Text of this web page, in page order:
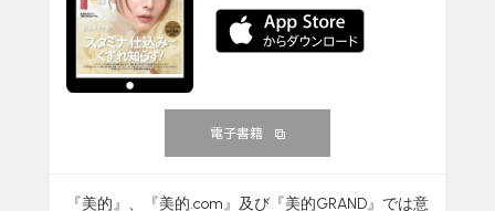
電子書籍
『美的』、『美的.com』及び『美的GRAND』では意